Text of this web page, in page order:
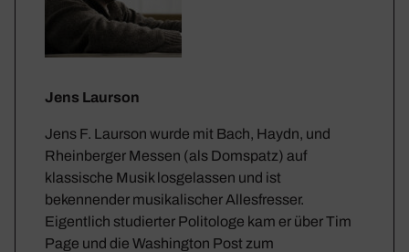
Jens Laurson
Jens F. Laurson wurde mit Bach, Haydn, und
Rheinberger Messen (als Domspatz) auf
klassische Musik losgelassen und ist
bekennender musikalischer Allesfresser.
Eigentlich studierter Politologe kam er über Tim
Page und die Washington Post zum